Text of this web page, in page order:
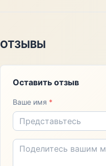
ОТЗЫВЫ
Оставить отзыв
Ваше имя *